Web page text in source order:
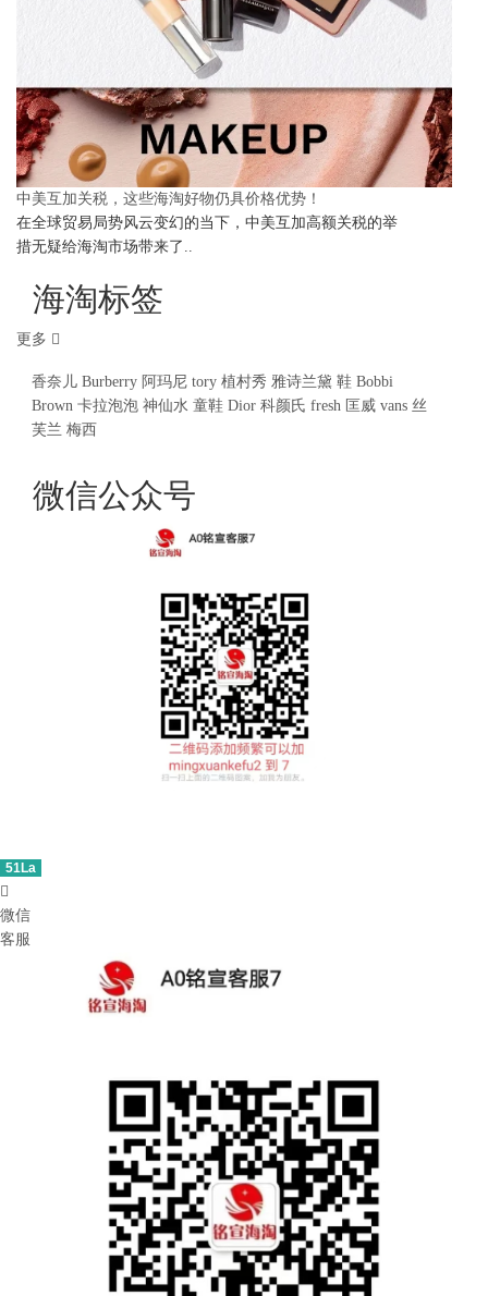
中美互加关税，这些海淘好物仍具价格优势！
在全球贸易局势风云变幻的当下，中美互加高额关税的举
措无疑给海淘市场带来了..
海淘标签
更多
香奈儿 Burberry 阿玛尼 tory 植村秀 雅诗兰黛 鞋 Bobbi
Brown 卡拉泡泡 神仙水 童鞋 Dior 科颜氏 fresh 匡威 vans 丝
芙兰 梅西
微信公众号
51La

微信
客服